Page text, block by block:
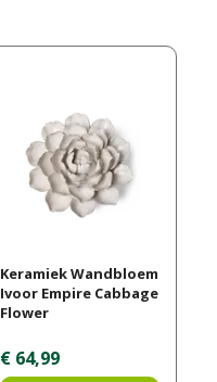
Keramiek Wandbloem
Ivoor Empire Cabbage
Flower
€ 64,99